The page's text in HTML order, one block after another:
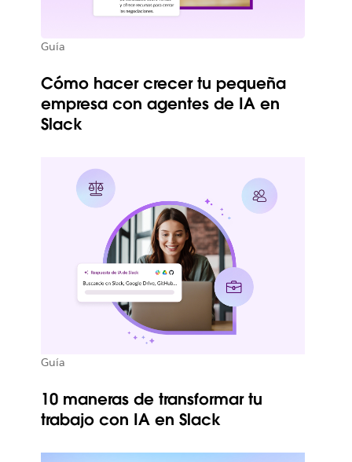
Guía
Cómo hacer crecer tu pequeña
empresa con agentes de IA en
Slack
Guía
10 maneras de transformar tu
trabajo con IA en Slack